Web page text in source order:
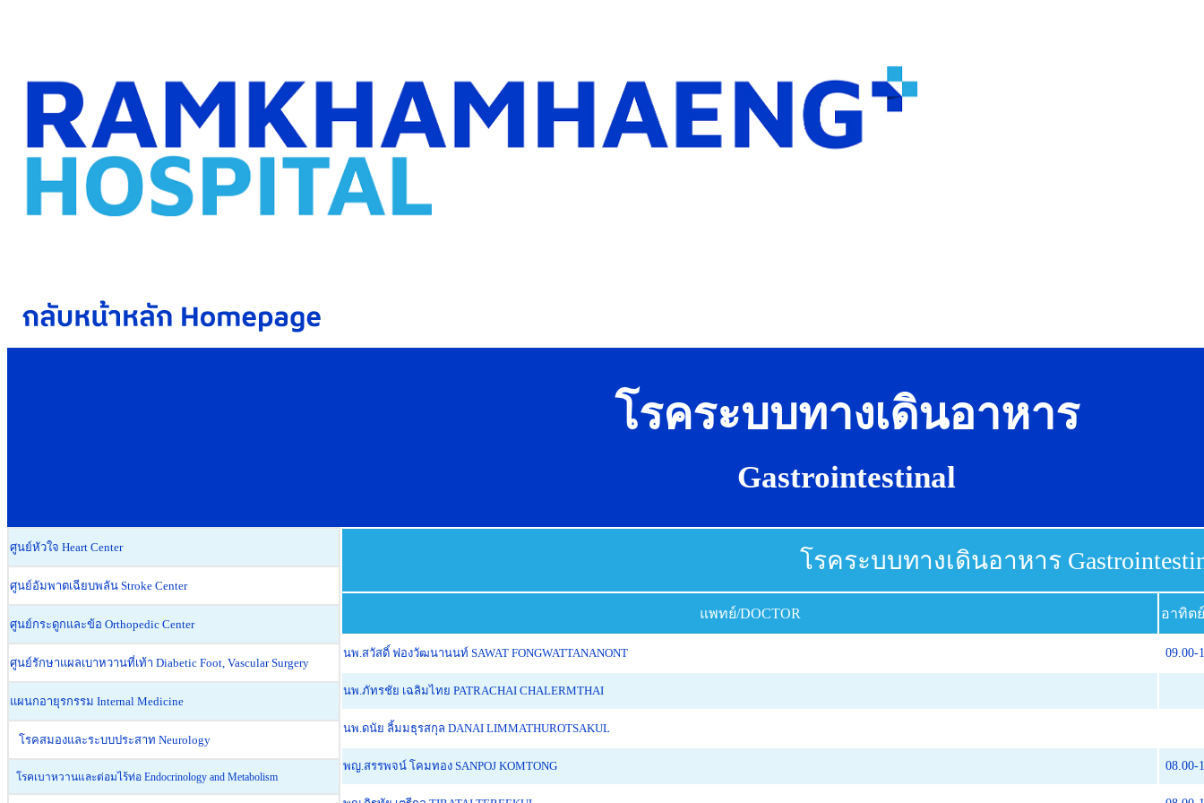
โรคระบบทางเดินอาหาร
Gastrointestinal
ศูนย์หัวใจ Heart Center
ศูนย์อัมพาตเฉียบพลัน Stroke Center
ศูนย์กระดูกและข้อ Orthopedic Center
ศูนย์รักษาแผลเบาหวานที่เท้า Diabetic Foot, Vascular Surgery
แผนกอายุรกรรม Internal Medicine
โรคสมองและระบบประสาท Neurology
โรคเบาหวานและต่อมไร้ท่อ Endocrinology and Metabolism
โรคระบบทางเดินอาหาร
แพทย์/DOCTOR อาทิต
นพ.สวัสดิ์ ฟองวัฒนานนท์ SAWAT FONGWATTANANONT 09.00-
นพ.ภัทรชัย เฉลิมไทย PATRACHAI CHALERMTHAI
นพ.ดนัย ลิ้มมธุรสกุล DANAI LIMMATHUROTSAKUL
พญ.สรรพจน์ โคมทอง SANPOJ KOMTONG 08.00-